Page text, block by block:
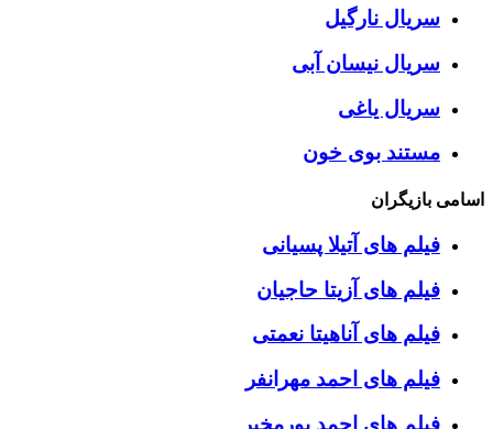
سریال نارگیل
سریال نیسان آبی
سریال یاغی
مستند بوی خون
اسامی بازیگران
فیلم های آتیلا پسیانی
فیلم های آزیتا حاجیان
فیلم های آناهیتا نعمتی
فیلم های احمد مهرانفر
فیلم های احمد پورمخبر